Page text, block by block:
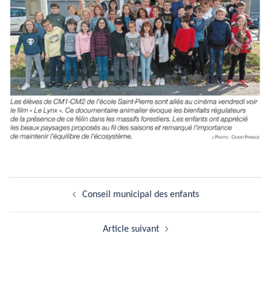
Conseil municipal des enfants
Article suivant